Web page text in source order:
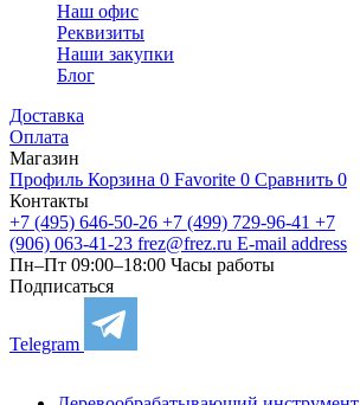
Наш офис
Реквизиты
Наши закупки
Блог
Доставка
Оплата
Магазин
Профиль Корзина 0 Favorite 0 Сравнить 0
Контакты
+7 (495) 646-50-26 +7 (499) 729-96-41 +7
(906) 063-41-23 frez@frez.ru E-mail address
Пн–Пт 09:00–18:00 Часы работы
Подписаться
Telegram